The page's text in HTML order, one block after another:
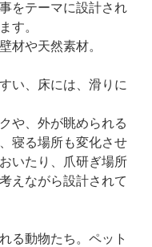
をテーマに設計され
す。
材や天然素材。
い、床には、滑りに
や、外が眺められる
寝る場所も変化させ
いたり、爪研ぎ場所
えながら設計されて
る動物たち。ペット